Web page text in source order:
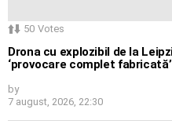
50 Votes
Drona cu explozibil de la
‘provocare complet fabricată’
by
7 august, 2026, 22:30